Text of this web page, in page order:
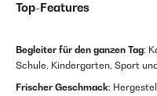
Top-Features
Begleiter für den ganzen Tag:
Schule, Kindergarten, Sport
Frischer Geschmack: